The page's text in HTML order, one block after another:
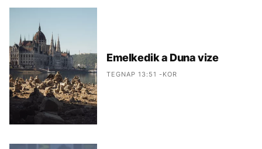
Emelkedik a Duna vize
TEGNAP 13:51 -KOR